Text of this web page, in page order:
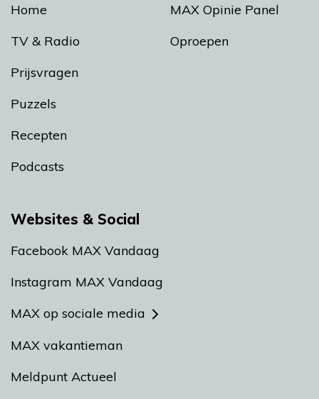
Home
TV & Radio
Prijsvragen
Puzzels
Recepten
Podcasts
MAX Opinie Panel
Oproepen
Websites & Social
Facebook MAX Vandaag
Instagram MAX Vandaag
MAX op sociale media
MAX vakantieman
Meldpunt Actueel